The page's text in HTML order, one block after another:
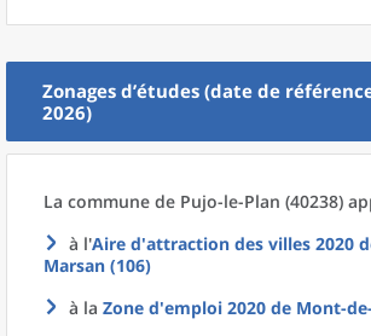
Zonages d’études (date de
2026)
La commune de Pujo-le-Plan (40238)
à l'Aire d'attraction des villes 2020
Marsan (106)
à la Zone d'emploi 2020 de Mont-